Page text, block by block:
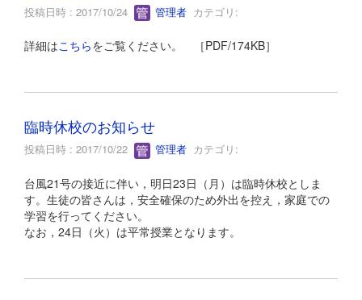
投稿日時 : 2017/10/24 管理者 カテゴリ:
詳細はこちらをご覧ください。 ［PDF/174KB］
臨時休校のお知らせ
投稿日時 : 2017/10/22 管理者 カテゴリ:
台風21号の接近に伴い，明日23日（月）は臨時休校としま
す。生徒の皆さんは，安全確保のため外出を控え，家庭での
学習を行ってください。
なお，24日（火）は平常授業となります。